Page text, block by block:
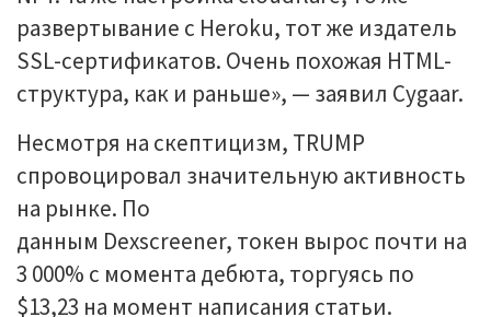
развертывание с Heroku, тот же издатель
SSL-сертификатов. Очень похожая HTML-
структура, как и раньше», — заявил Cygaar.
Несмотря на скептицизм, TRUMP
спровоцировал значительную активность
на рынке. По
данным Dexscreener, токен вырос почти на
3 000% с момента дебюта, торгуясь по
$13,23 на момент написания статьи.